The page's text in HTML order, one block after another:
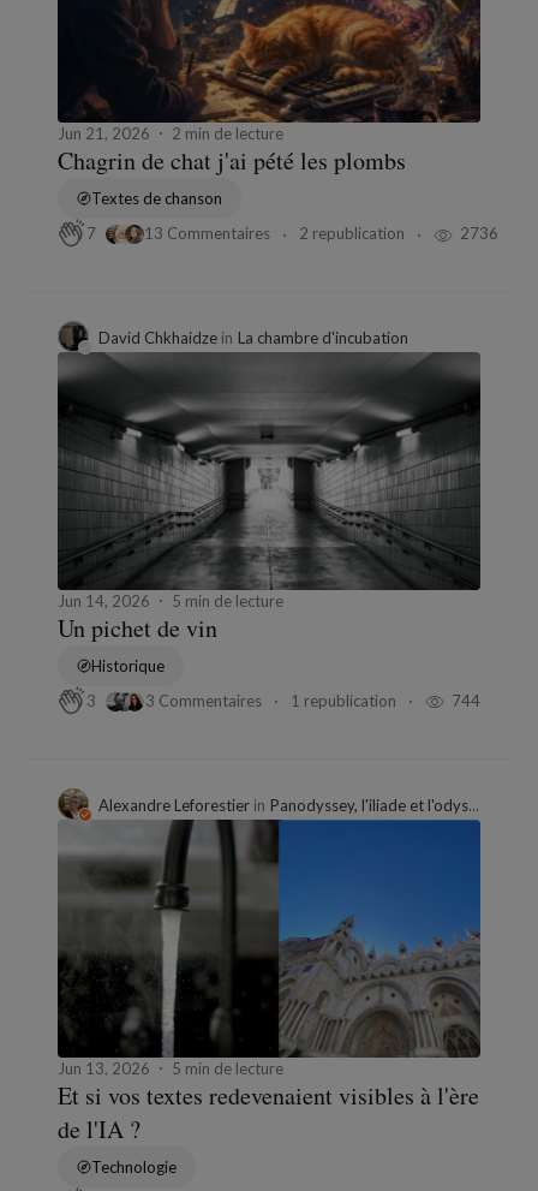
Jun 21, 2026 2 min de lecture
Chagrin de chat j'ai pété les plombs
Textes de chanson
7
13 Commentaires 2 republication 2736
David Chkhaidze in La chambre d'incubation
Jun 14, 2026 5 min de lecture
Un pichet de vin
Historique
3
3 Commentaires 1 republication 744
Alexandre Leforestier in Panodyssey, l'iliade et l'odyssée
Jun 13, 2026 5 min de lecture
Et si vos textes redevenaient visibles à l'ère
de l'IA ?
Technologie